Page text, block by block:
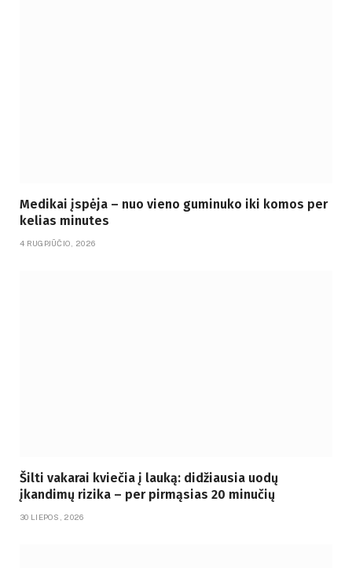
Medikai įspėja – nuo vieno guminuko iki komos per
kelias minutes
4 RUGPJŪČIO, 2026
Šilti vakarai kviečia į lauką: didžiausia uodų
įkandimų rizika – per pirmąsias 20 minučių
30 LIEPOS, 2026